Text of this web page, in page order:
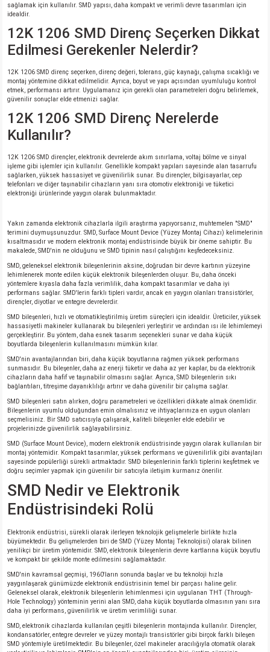
sağlamak için kullanılır. SMD yapısı, daha kompakt ve verimli devre tasarımları için
idealdir.
12K 1206 SMD Direnç Seçerken Dikkat
Edilmesi Gerekenler Nelerdir?
12K 1206 SMD direnç seçerken, direnç değeri, tolerans, güç kaynağı, çalışma sıcaklığı ve
montaj yöntemine dikkat edilmelidir. Ayrıca, boyut ve yapı açısından uyumluluğu kontrol
etmek, performansı artırır. Uygulamanız için gerekli olan parametreleri doğru belirlemek,
güvenilir sonuçlar elde etmenizi sağlar.
12K 1206 SMD Direnç Nerelerde
Kullanılır?
12K 1206 SMD dirençler, elektronik devrelerde akım sınırlama, voltaj bölme ve sinyal
işleme gibi işlemler için kullanılır. Genellikle kompakt yapıları sayesinde alan tasarrufu
sağlarken, yüksek hassasiyet ve güvenilirlik sunar. Bu dirençler, bilgisayarlar, cep
telefonları ve diğer taşınabilir cihazların yanı sıra otomotiv elektroniği ve tüketici
elektroniği ürünlerinde yaygın olarak bulunmaktadır.
Yakın zamanda elektronik cihazlarla ilgili araştırma yapıyorsanız, muhtemelen "SMD"
terimini duymuşsunuzdur. SMD, Surface Mount Device (Yüzey Montaj Cihazı) kelimelerinin
kısaltmasıdır ve modern elektronik montaj endüstrisinde büyük bir öneme sahiptir. Bu
makalede, SMD'nin ne olduğunu ve SMD tipinin nasıl çalıştığını keşfedeceksiniz.
SMD, geleneksel elektronik bileşenlerinin aksine, doğrudan bir devre kartının yüzeyine
lehimlenerek monte edilen küçük elektronik bileşenlerden oluşur. Bu, daha önceki
yöntemlere kıyasla daha fazla verimlilik, daha kompakt tasarımlar ve daha iyi
performans sağlar. SMD'lerin farklı tipleri vardır, ancak en yaygın olanları transistörler,
dirençler, diyotlar ve entegre devrelerdir.
SMD bileşenleri, hızlı ve otomatikleştirilmiş üretim süreçleri için idealdir. Üreticiler, yüksek
hassasiyetli makineler kullanarak bu bileşenleri yerleştirir ve ardından ısı ile lehimlemeyi
gerçekleştirir. Bu yöntem, daha esnek tasarım seçenekleri sunar ve daha küçük
boyutlarda bileşenlerin kullanılmasını mümkün kılar.
SMD'nin avantajlarından biri, daha küçük boyutlarına rağmen yüksek performans
sunmasıdır. Bu bileşenler, daha az enerji tüketir ve daha az yer kaplar, bu da elektronik
cihazların daha hafif ve taşınabilir olmasını sağlar. Ayrıca, SMD bileşenlerin sıkı
bağlantıları, titreşime dayanıklılığı artırır ve daha güvenilir bir çalışma sağlar.
SMD bileşenleri satın alırken, doğru parametreleri ve özellikleri dikkate almak önemlidir.
Bileşenlerin uyumlu olduğundan emin olmalısınız ve ihtiyaçlarınıza en uygun olanları
seçmelisiniz. Bir SMD satıcısıyla çalışarak, kaliteli bileşenler elde edebilir ve
projelerinizde güvenilirlik sağlayabilirsiniz.
SMD (Surface Mount Device), modern elektronik endüstrisinde yaygın olarak kullanılan bir
montaj yöntemidir. Kompakt tasarımlar, yüksek performans ve güvenilirlik gibi avantajları
sayesinde popülerliği sürekli artmaktadır. SMD bileşenlerinin farklı tiplerini keşfetmek ve
doğru seçimler yapmak için güvenilir bir satıcıyla iletişim kurmanız önerilir.
SMD Nedir ve Elektronik
Endüstrisindeki Rolü
Elektronik endüstrisi, sürekli olarak ilerleyen teknolojik gelişmelerle birlikte hızla
büyümektedir. Bu gelişmelerden biri de SMD (Yüzey Montaj Teknolojisi) olarak bilinen
yenilikçi bir üretim yöntemidir. SMD, elektronik bileşenlerin devre kartlarına küçük boyutlu
ve kompakt bir şekilde monte edilmesini sağlamaktadır.
SMD'nin kavramsal geçmişi, 1960'ların sonunda başlar ve bu teknoloji hızla
yaygınlaşarak günümüzde elektronik endüstrisinin temel bir parçası haline gelir.
Geleneksel olarak, elektronik bileşenlerin lehimlenmesi için uygulanan THT (Through-
Hole Technology) yönteminin yerini alan SMD, daha küçük boyutlarda olmasının yanı sıra
daha iyi performans, güvenilirlik ve üretim verimliliği sunar.
SMD, elektronik cihazlarda kullanılan çeşitli bileşenlerin montajında kullanılır. Dirençler,
kondansatörler, entegre devreler ve yüzey montajlı transistörler gibi birçok farklı bileşen
SMD yöntemiyle üretilmektedir. Bu bileşenler, özel makineler aracılığıyla otomatik olarak